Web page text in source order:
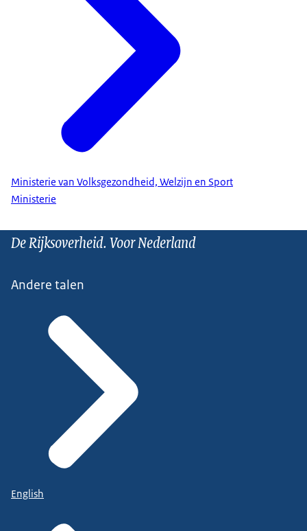
Ministerie van Volksgezondheid, Welzijn en Sport
Ministerie
De Rijksoverheid. Voor Nederland
Andere talen
English